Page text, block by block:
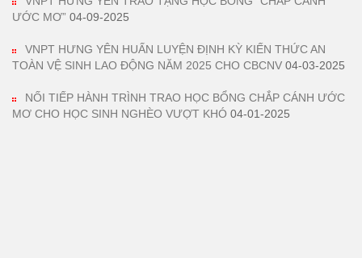
ƯỚC MƠ” 04-09-2025
VNPT HƯNG YÊN HUẤN LUYỆN ĐỊNH KỲ KIẾN THỨC AN
TOÀN VỆ SINH LAO ĐỘNG NĂM 2025 CHO CBCNV 04-03-2025
NỐI TIẾP HÀNH TRÌNH TRAO HỌC BỔNG CHẮP CÁNH ƯỚC
MƠ CHO HỌC SINH NGHÈO VƯỢT KHÓ 04-01-2025